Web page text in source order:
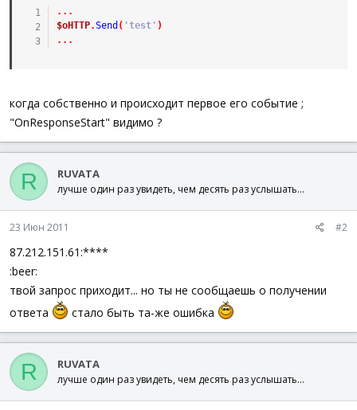
. . .
$oHTTP.Send ( 'test' )
. . .
когда собственно и происходит первое его событие ;
"OnResponseStart" видимо ?
R RUVATA
лучше один раз увидеть, чем десять раз услышать...
23 Июн 2011 #2
87.212.151.61:****
:beer:
твой запрос приходит... но ты не сообщаешь о получении
ответа
стало быть та-же ошибка
R RUVATA
лучше один раз увидеть, чем десять раз услышать...